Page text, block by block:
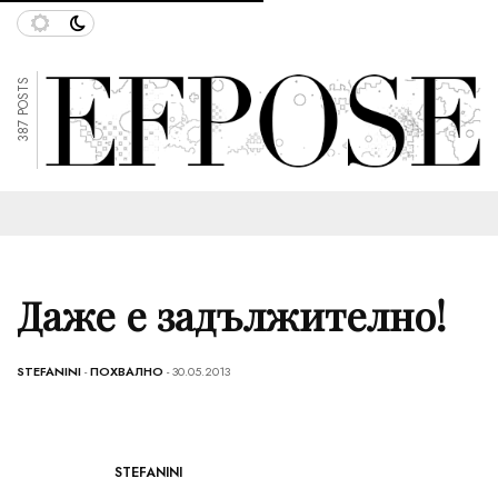
387 POSTS
Даже е задължително!
STEFANINI-ПОХВАЛНО - 30.05.2013
STEFANINI